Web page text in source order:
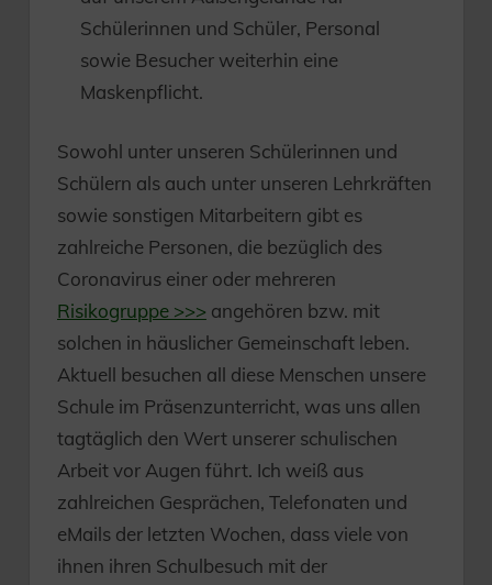
Schülerinnen und Schüler, Personal
sowie Besucher weiterhin eine
Maskenpflicht.
Sowohl unter unseren Schülerinnen und
Schülern als auch unter unseren Lehrkräften
sowie sonstigen Mitarbeitern gibt es
zahlreiche Personen, die bezüglich des
Coronavirus einer oder mehreren
Risikogruppe >>> angehören bzw. mit
solchen in häuslicher Gemeinschaft leben.
Aktuell besuchen all diese Menschen unsere
Schule im Präsenzunterricht, was uns allen
tagtäglich den Wert unserer schulischen
Arbeit vor Augen führt. Ich weiß aus
zahlreichen Gesprächen, Telefonaten und
eMails der letzten Wochen, dass viele von
ihnen ihren Schulbesuch mit der